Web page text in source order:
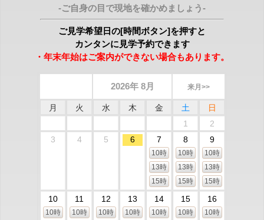
-ご自身の目で現地を確かめましょう-
ご見学希望日の[時間ボタン]を押すと
カンタンに見学予約できます
・年末年始はご案内ができない場合もあります。
2026年 8月 来月>>
月 火 水 木 金 土
日
1
2
3
4 5 6 7
10時
13時
15時
8
10時
13時
15時
9
10時
13時
15時
10
10時
11
10時
12
10時
13
10時
14
10時
15
10時
16
10時